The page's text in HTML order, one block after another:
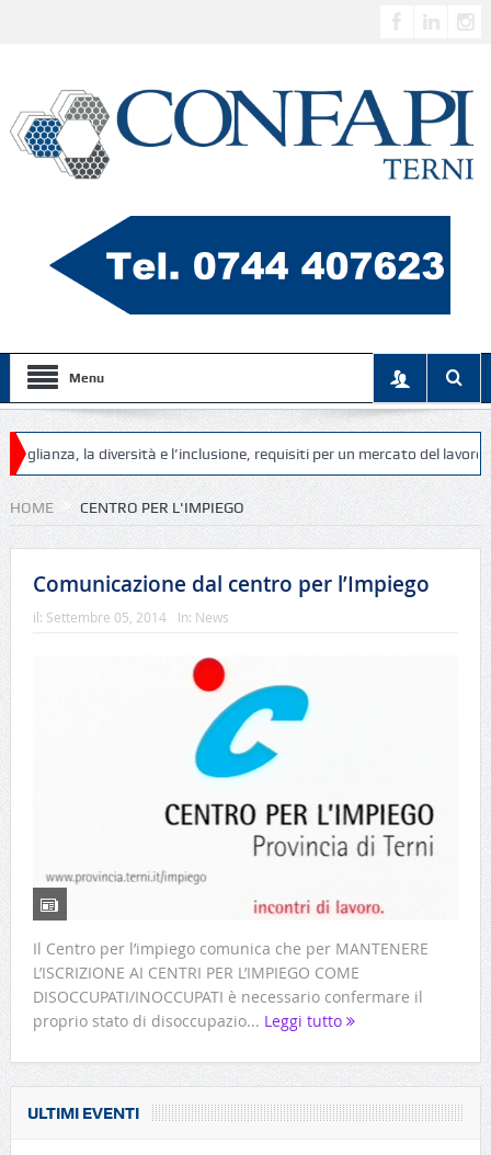
Menu
la diversità e l’inclusione, requisiti per un mercato del lavoro più
HOME CENTRO PER L'IMPIEGO
Comunicazione dal centro per l’Impiego
il: Settembre 05, 2014 In: News
Il Centro per l’impiego comunica che per MANTENERE
L’ISCRIZIONE AI CENTRI PER L’IMPIEGO COME
DISOCCUPATI/INOCCUPATI è necessario confermare il
proprio stato di disoccupazio... Leggi tutto
ULTIMI EVENTI